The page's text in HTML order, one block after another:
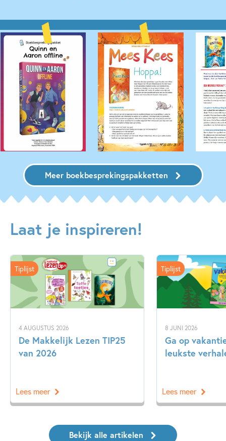
Meer boekbesprekingspakketten
Laat je inspireren!
4 AUGUSTUS 2026
De Makkelijk Lezen TIP25
van 2026
Tiplijst
Lees meer
8 JUNI 2026
Ga op
leukste
Tiplijst
Lees meer
Bekijk alle artikelen